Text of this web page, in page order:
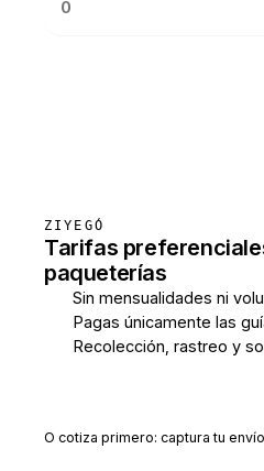
ZIYEGÓ
Tarifas
paqueterías
Sin mensualidades ni
Pagas únicamente las
Recolección, rastreo y
O cotiza primero: captura tu